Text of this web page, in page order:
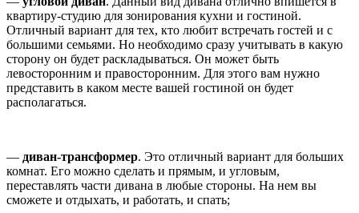
квартиру-студию для зонирования кухни и гостиной.
Отличный вариант для тех, кто любит встречать гостей и с
большими семьями. Но необходимо сразу учитывать в какую
сторону он будет раскладываться. Он может быть
левосторонним и правосторонним. Для этого вам нужно
представить в каком месте вашей гостиной он будет
располагаться.
— диван-трансформер. Это отличный вариант для больших
комнат. Его можно сделать и прямым, и угловым,
переставлять части дивана в любые стороны. На нем вы
сможете и отдыхать, и работать, и спать;